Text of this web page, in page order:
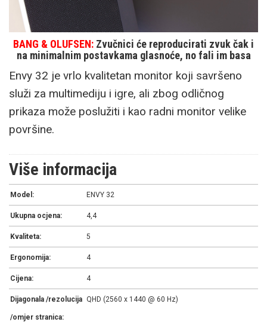
BANG & OLUFSEN: Zvučnici će reproducirati zvuk čak i
na minimalnim postavkama glasnoće, no fali im basa
Envy 32 je vrlo kvalitetan monitor koji savršeno
služi za multimediju i igre, ali zbog odličnog
prikaza može poslužiti i kao radni monitor velike
površine.
Više informacija
Model: ENVY 32
Ukupna ocjena: 4,4
Kvaliteta: 5
Ergonomija: 4
Cijena: 4
Dijagonala /rezolucija
/omjer stranica:
QHD (2560 x 1440 @ 60 Hz)